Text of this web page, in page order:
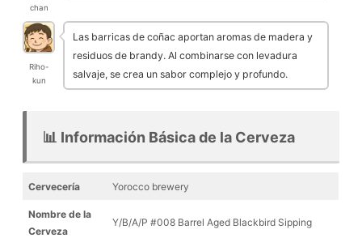
chan
Riho-
kun
Las barricas de coñac aportan aromas de madera y
residuos de brandy. Al combinarse con levadura
salvaje, se crea un sabor complejo y profundo.
📊 Información Básica de la Cerveza
Cervecería Yorocco brewery
Nombre de la
Cerveza
Y/B/A/P #008 Barrel Aged Blackbird Sipping